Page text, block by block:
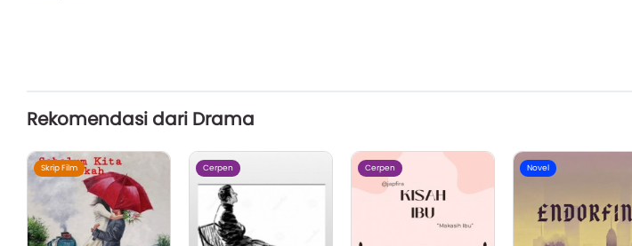
Rekomendasi dari Drama
Skrip Film Cerpen Cerpen Novel